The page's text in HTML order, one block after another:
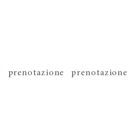
prenotazione prenotazione